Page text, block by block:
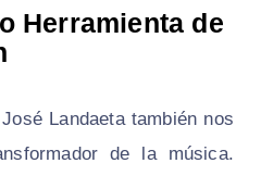
Herramienta de
Landaeta también nos
de la música.